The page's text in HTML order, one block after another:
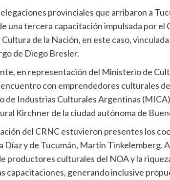
provinciales que arribaron a
una tercera capacitación impulsada por
de la Nación, en este caso,
de Diego Bresler.
en representación del Ministerio de
con emprendedores culturales
de Industrias Culturales Argentinas
Kirchner de la ciudad autónoma de
del CRNC estuvieron presentes los
Díaz y de Tucumán, Martín Tinkelemberg.
productores culturales del NOA y la
capacitaciones, generando inclusive